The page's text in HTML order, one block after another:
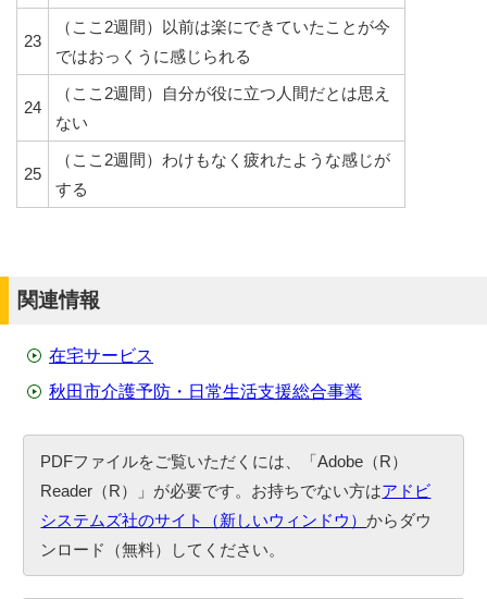
23
（ここ2週間）以前は楽にできていたことが今
ではおっくうに感じられる
24
（ここ2週間）自分が役に立つ人間だとは思え
ない
25
（ここ2週間）わけもなく疲れたような感じが
する
関連情報
在宅サービス
秋田市介護予防・日常生活支援総合事業
PDFファイルをご覧いただくには、「Adobe（R）
Reader（R）」が必要です。お持ちでない方はアドビ
システムズ社のサイト（新しいウィンドウ）からダウ
ンロード（無料）してください。